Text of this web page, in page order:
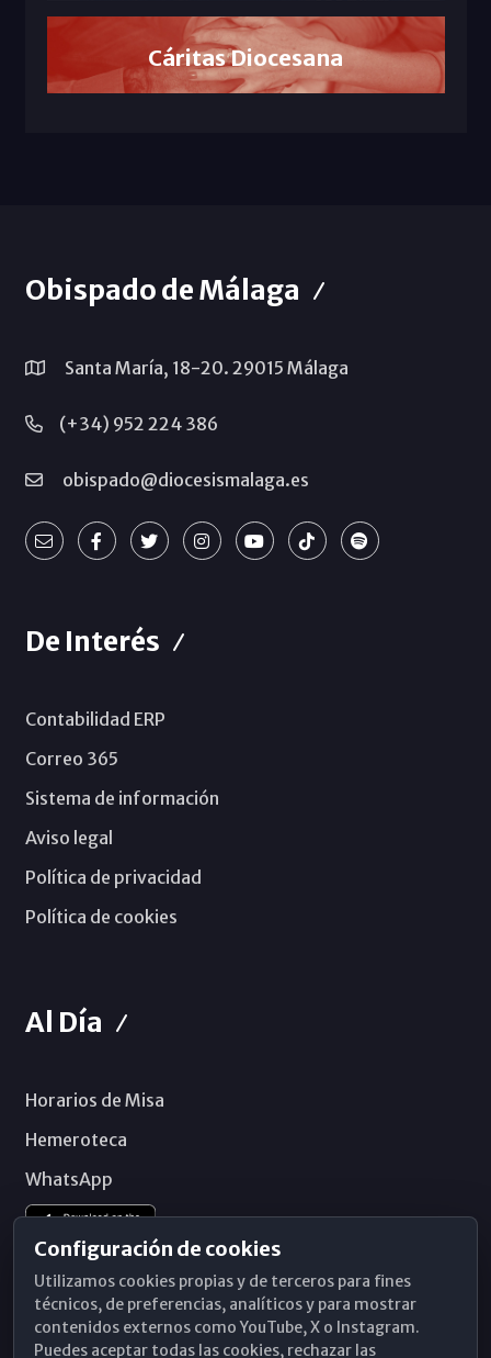
Cáritas Diocesana
Obispado de Málaga
Santa María, 18-20. 29015 Málaga
(+34) 952 224 386
obispado@diocesismalaga.es
De Interés
Contabilidad ERP
Correo 365
Sistema de información
Aviso legal
Política de privacidad
Política de cookies
Al Día
Horarios de Misa
Hemeroteca
WhatsApp
Configuración de cookies
Utilizamos cookies propias y de terceros para fines
técnicos, de preferencias, analíticos y para mostrar
contenidos externos como YouTube, X o Instagram.
Puedes aceptar todas las cookies, rechazar las